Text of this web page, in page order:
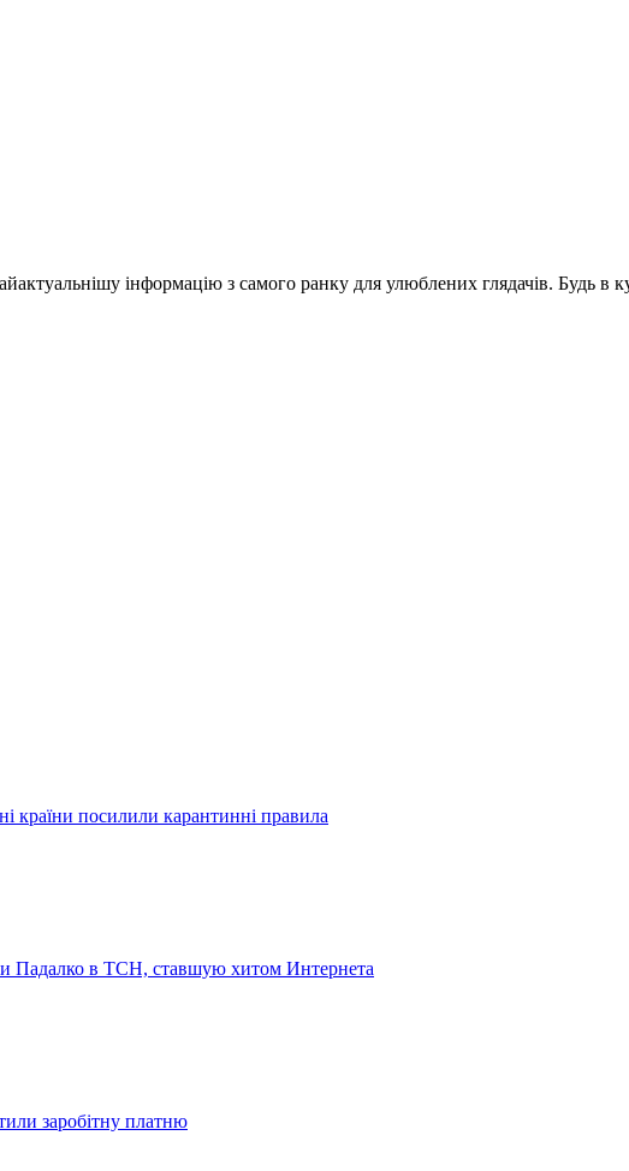
інформацію з самого ранку для улюблених глядачів. Будь в
країни посилили карантинні правила
Падалко в ТСН, ставшую хитом Интернета
заробітну платню